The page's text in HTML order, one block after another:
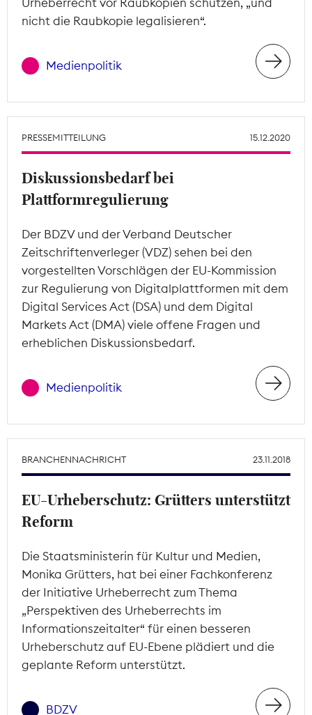
nicht die Raubkopie legalisieren“.
Medienpolitik
PRESSEMITTEILUNG 15.12.2020
Diskussionsbedarf bei
Plattformregulierung
Der BDZV und der Verband Deutscher
Zeitschriftenverleger (VDZ) sehen bei den
vorgestellten Vorschlägen der EU-Kommission
zur Regulierung von Digitalplattformen mit dem
Digital Services Act (DSA) und dem Digital
Markets Act (DMA) viele offene Fragen und
erheblichen Diskussionsbedarf.
Medienpolitik
BRANCHENNACHRICHT 23.11.2018
EU-Urheberschutz: Grütters unterstützt
Reform
Die Staatsministerin für Kultur und Medien,
Monika Grütters, hat bei einer Fachkonferenz
der Initiative Urheberrecht zum Thema
„Perspektiven des Urheberrechts im
Informationszeitalter“ für einen besseren
Urheberschutz auf EU-Ebene plädiert und die
geplante Reform unterstützt.
BDZV